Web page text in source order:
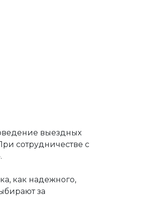
выездных
сотрудничестве с
как надежного,
за